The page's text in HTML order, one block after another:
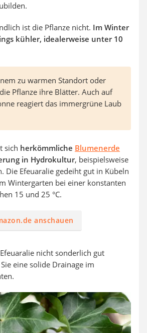
ist die Pflanze nicht. Im Winter
kühler, idealerweise unter 10
zu warmen Standort oder
Pflanze ihre Blätter. Auch auf
reagiert das immergrüne Laub
sich herkömmliche Blumenerde
in Hydrokultur, beispielsweise
Die Efeuaralie gedeiht gut in Kübeln
Wintergarten bei einer konstanten
15 und 25 °C.
anschauen
nicht sonderlich gut
eine solide Drainage im